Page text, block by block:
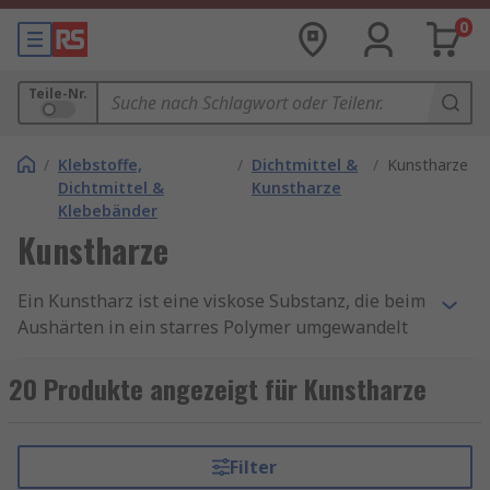
0
Teile-Nr.
/ Klebstoffe,
Dichtmittel &
Klebebänder
/ Dichtmittel &
Kunstharze
/ Kunstharze
Kunstharze
Ein Kunstharz ist eine viskose Substanz, die beim
Aushärten in ein starres Polymer umgewandelt
bestimmten Bedingungen aus, zum Beispiel
Wärme, Lichteinwirkung, oder in Verbindung mit
natürlich auftreten oder synthetisch hergestellt
werden, um einer Vielzahl von Anwendungen
20 Produkte angezeigt für Kunstharze
Filter